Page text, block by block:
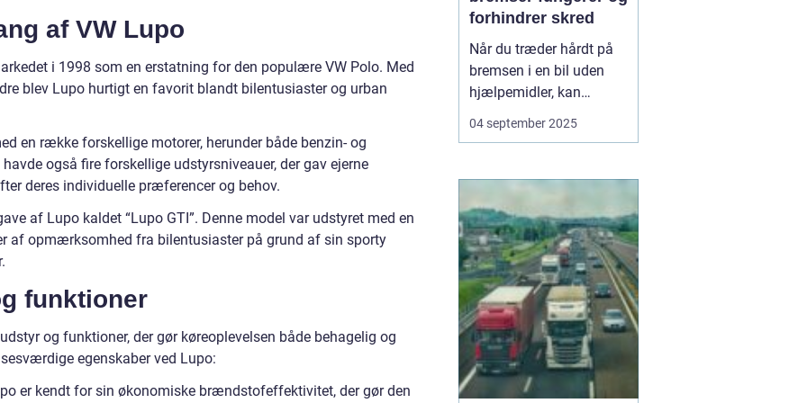
af VW Lupo
i 1998 som en erstatning for den populære VW Polo. Med
blev Lupo hurtigt en favorit blandt bilentusiaster og urban
en række forskellige motorer, herunder både benzin- og
også fire forskellige udstyrsniveauer, der gav ejerne
deres individuelle præferencer og behov.
af Lupo kaldet “Lupo GTI”. Denne model var udstyret med en
af opmærksomhed fra bilentusiaster på grund af sin sporty
funktioner
og funktioner, der gør køreoplevelsen både behagelig og
egenskaber ved Lupo:
er kendt for sin økonomiske brændstofeffektivitet, der gør den
forhindrer skred
Når du træder hårdt på
bremsen i en bil uden
hjælpemidler, kan
hjulene låse sig fast, og
bilen mister vejgrebet.
bilen skrider eller bliver
undgå dette...
04 september 2025